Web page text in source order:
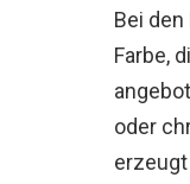
Bei
Farbe,
oder